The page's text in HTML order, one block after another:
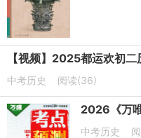
【视频】2025都运欢初
中考历史 阅读(36)
中考历史